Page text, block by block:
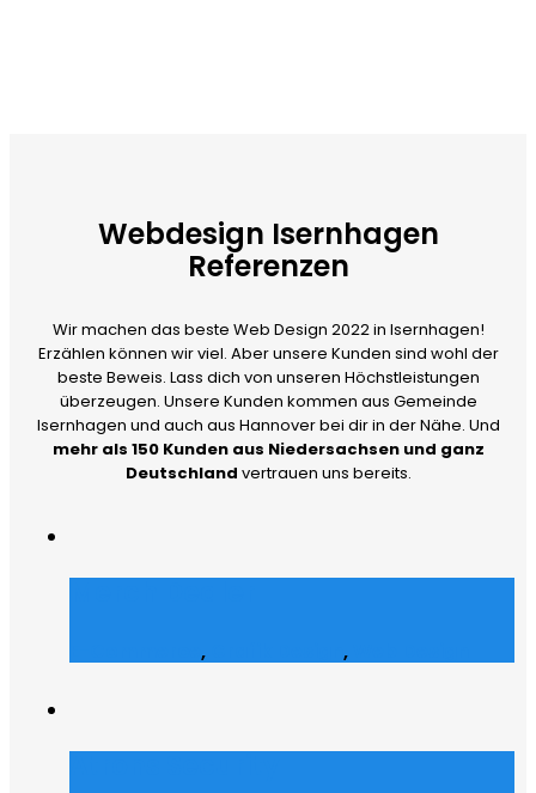
Webdesign Isernhagen
Referenzen
Wir machen das beste Web Design 2022 in Isernhagen!
Erzählen können wir viel. Aber unsere Kunden sind wohl der
beste Beweis. Lass dich von unseren Höchstleistungen
überzeugen. Unsere Kunden kommen aus Gemeinde
Isernhagen und auch aus Hannover bei dir in der Nähe. Und
mehr als 150 Kunden aus Niedersachsen und ganz
Deutschland vertrauen uns bereits.
, ,